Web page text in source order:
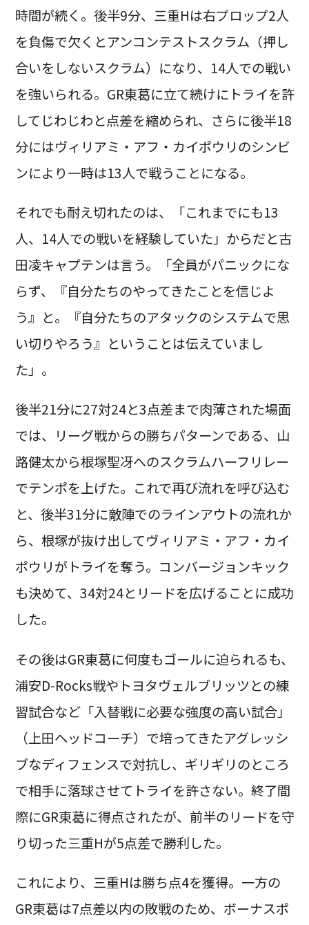
時間が続く。後半9分、三重Hは右プロップ2人
を負傷で欠くとアンコンテストスクラム（押し
合いをしないスクラム）になり、14人での戦い
を強いられる。GR東葛に立て続けにトライを許
してじわじわと点差を縮められ、さらに後半18
分にはヴィリアミ・アフ・カイポウリのシンビ
ンにより一時は13人で戦うことになる。
それでも耐え切れたのは、「これまでにも13
人、14人での戦いを経験していた」からだと古
田凌キャプテンは言う。「全員がパニックにな
らず、『自分たちのやってきたことを信じよ
う』と。『自分たちのアタックのシステムで思
い切りやろう』ということは伝えていまし
た」。
後半21分に27対24と3点差まで肉薄された場面
では、リーグ戦からの勝ちパターンである、山
路健太から根塚聖冴へのスクラムハーフリレー
でテンポを上げた。これで再び流れを呼び込む
と、後半31分に敵陣でのラインアウトの流れか
ら、根塚が抜け出してヴィリアミ・アフ・カイ
ポウリがトライを奪う。コンバージョンキック
も決めて、34対24とリードを広げることに成功
した。
その後はGR東葛に何度もゴールに迫られるも、
浦安D-Rocks戦やトヨタヴェルブリッツとの練
習試合など「入替戦に必要な強度の高い試合」
（上田ヘッドコーチ）で培ってきたアグレッシ
ブなディフェンスで対抗し、ギリギリのところ
で相手に落球させてトライを許さない。終了間
際にGR東葛に得点されたが、前半のリードを守
り切った三重Hが5点差で勝利した。
これにより、三重Hは勝ち点4を獲得。一方の
GR東葛は7点差以内の敗戦のため、ボーナスポ